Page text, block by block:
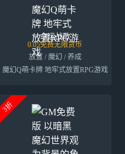
命运战歌
0.05免费无限货币
放置 / 魔幻 / 养成
魔幻Q萌卡牌 地牢式放置RPG游戏
3折